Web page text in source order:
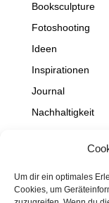
Um dir ein optimales
Cookies, um
Booksculpture
Fotoshooting
Ideen
Inspirationen
Journal
Nachhaltigkeit
Projekte
Schaufenster